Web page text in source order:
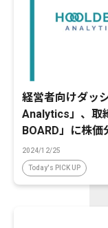
経営者向けダッ
Analytics」、取
BOARD」に株
2024/12/25
Today's PICK UP